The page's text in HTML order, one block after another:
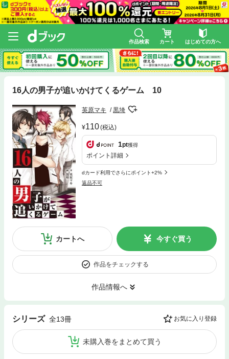
作品検索 カート はじめての方へ
16人の男子が追いかけてくるゲーム 10
英原マキ 黒埼
110(税込)
1pt獲得
ポイント詳細
dカード利用でさらにポイント+2%
返品不可
カートへ 今すぐ買う
作品をチェックする
作品情報へ
シリーズ 全13冊 お気に入り登録
未購入巻をまとめて買う